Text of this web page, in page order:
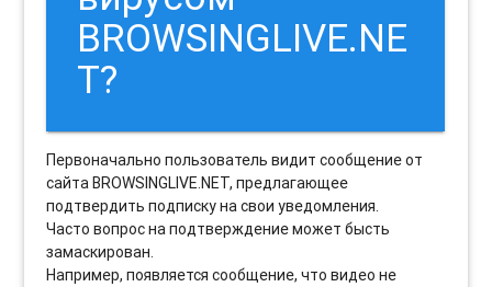
BROWSINGLIVE.NE
T?
Первоначально пользователь видит сообщение от
сайта BROWSINGLIVE.NET, предлагающее
подтвердить подписку на свои уведомления.
Часто вопрос на подтверждение может бысть
замаскирован.
Например, появляется сообщение, что видео не